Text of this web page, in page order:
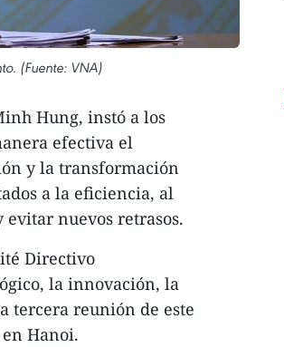
(Fuente: VNA)
Hung, instó a los
efectiva el
y la transformación
a la eficiencia, al
nuevos retrasos.
Directivo
la innovación, la
tercera reunión de este
Hanoi.​